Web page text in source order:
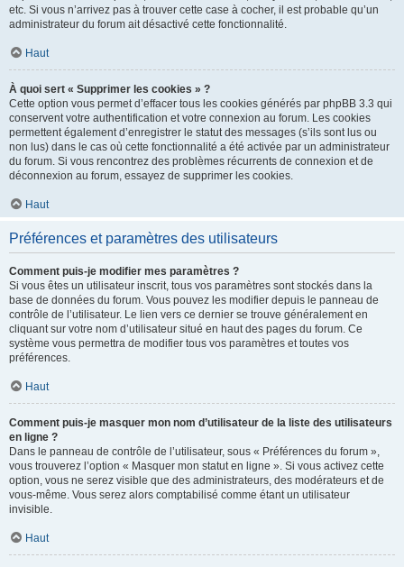
etc. Si vous n’arrivez pas à trouver cette case à cocher, il est probable qu’un
administrateur du forum ait désactivé cette fonctionnalité.
Haut
À quoi sert « Supprimer les cookies » ?
Cette option vous permet d’effacer tous les cookies générés par phpBB 3.3 qui
conservent votre authentification et votre connexion au forum. Les cookies
permettent également d’enregistrer le statut des messages (s’ils sont lus ou
non lus) dans le cas où cette fonctionnalité a été activée par un administrateur
du forum. Si vous rencontrez des problèmes récurrents de connexion et de
déconnexion au forum, essayez de supprimer les cookies.
Haut
Préférences et paramètres des utilisateurs
Comment puis-je modifier mes paramètres ?
Si vous êtes un utilisateur inscrit, tous vos paramètres sont stockés dans la
base de données du forum. Vous pouvez les modifier depuis le panneau de
contrôle de l’utilisateur. Le lien vers ce dernier se trouve généralement en
cliquant sur votre nom d’utilisateur situé en haut des pages du forum. Ce
système vous permettra de modifier tous vos paramètres et toutes vos
préférences.
Haut
Comment puis-je masquer mon nom d’utilisateur de la liste des utilisateurs
en ligne ?
Dans le panneau de contrôle de l’utilisateur, sous « Préférences du forum »,
vous trouverez l’option « Masquer mon statut en ligne ». Si vous activez cette
option, vous ne serez visible que des administrateurs, des modérateurs et de
vous-même. Vous serez alors comptabilisé comme étant un utilisateur
invisible.
Haut